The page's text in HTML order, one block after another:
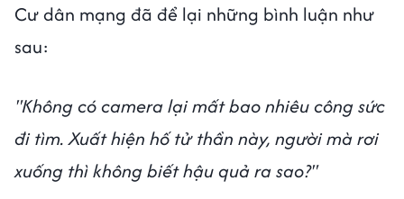
Cư dân mạng đã để lại những bình luận như
sau:
"Không có camera lại mất bao nhiêu công sức
đi tìm. Xuất hiện hố tử thần này, người mà rơi
xuống thì không biết hậu quả ra sao?"